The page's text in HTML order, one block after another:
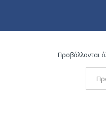
Προβάλλονται